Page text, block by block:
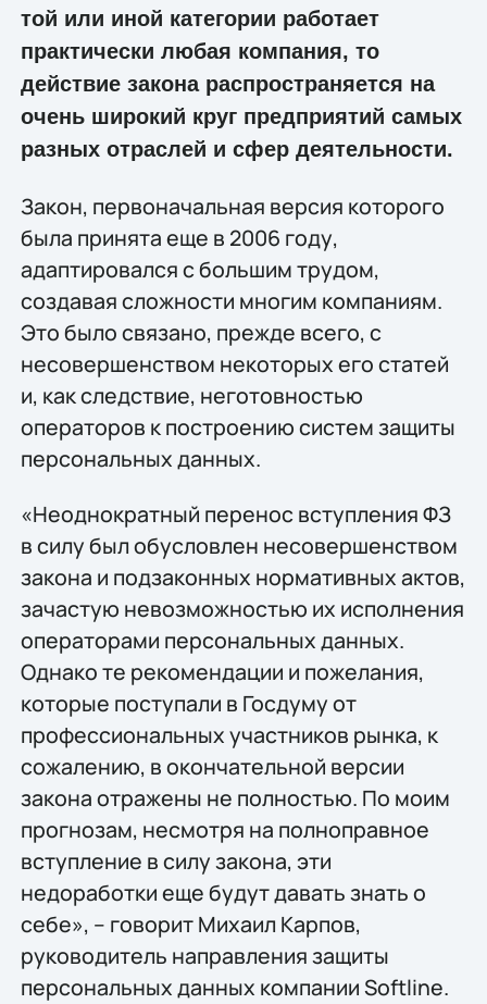
той или иной категории работает
практически любая компания, то
действие закона распространяется на
очень широкий круг предприятий самых
разных отраслей и сфер деятельности.
Закон, первоначальная версия которого
была принята еще в 2006 году,
адаптировался с большим трудом,
создавая сложности многим компаниям.
Это было связано, прежде всего, с
несовершенством некоторых его статей
и, как следствие, неготовностью
операторов к построению систем защиты
персональных данных.
«Неоднократный перенос вступления ФЗ
в силу был обусловлен несовершенством
закона и подзаконных нормативных актов,
зачастую невозможностью их исполнения
операторами персональных данных.
Однако те рекомендации и пожелания,
которые поступали в Госдуму от
профессиональных участников рынка, к
сожалению, в окончательной версии
закона отражены не полностью. По моим
прогнозам, несмотря на полноправное
вступление в силу закона, эти
недоработки еще будут давать знать о
себе», – говорит Михаил Карпов,
руководитель направления защиты
персональных данных компании Softline.